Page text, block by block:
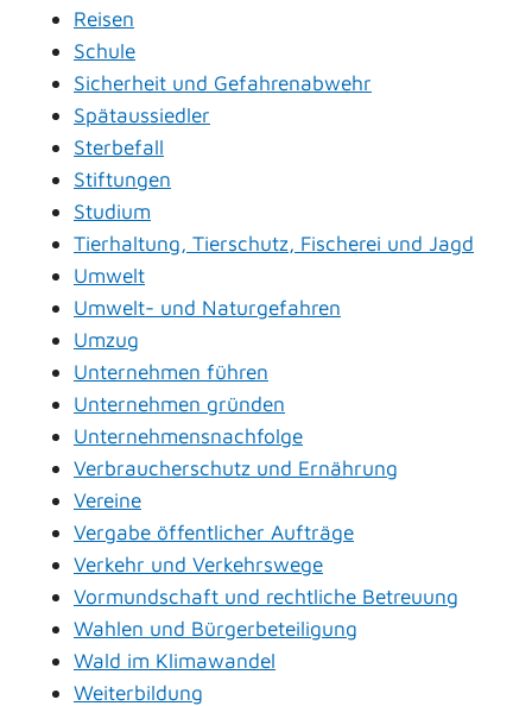
Reisen
Schule
Sicherheit und Gefahrenabwehr
Spätaussiedler
Sterbefall
Stiftungen
Studium
Tierhaltung, Tierschutz, Fischerei und Jagd
Umwelt
Umwelt- und Naturgefahren
Umzug
Unternehmen führen
Unternehmen gründen
Unternehmensnachfolge
Verbraucherschutz und Ernährung
Vereine
Vergabe öffentlicher Aufträge
Verkehr und Verkehrswege
Vormundschaft und rechtliche Betreuung
Wahlen und Bürgerbeteiligung
Wald im Klimawandel
Weiterbildung